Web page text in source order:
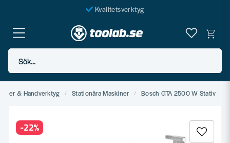
Kvalitetsverktyg
Fraktfritt över 999 SEK*
En järnhandel för alla
Sök...
& Handverktyg Stationära Maskiner Bosch GTA 2500 W Stativ
-22%